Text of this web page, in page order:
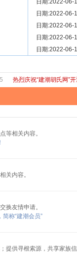
[ 散文随笔 ] 写
日期:2022-06-
[ 宗亲新闻 ] 关
日期:2022-06-
[ 庙堂宗祠 ] 洽
日期:2022-06-
[ 庙堂宗祠 ] 京
日期:2022-06-
[ 庙堂宗祠 ] 祖
日期:2022-06-
热烈庆祝“建潮胡氏网”
等相关内容。
关内容。
换友情申请。
称“建潮会员”
提供寻根索源，共享家族信